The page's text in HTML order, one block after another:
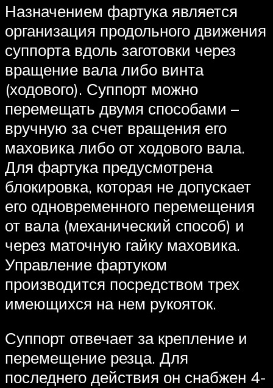
Назначением фартука является
организация продольного движения
суппорта вдоль заготовки через
вращение вала либо винта
(ходового). Суппорт можно
перемещать двумя способами –
вручную за счет вращения его
маховика либо от ходового вала.
Для фартука предусмотрена
блокировка, которая не допускает
его одновременного перемещения
от вала (механический способ) и
через маточную гайку маховика.
Управление фартуком
производится посредством трех
имеющихся на нем рукояток.
Суппорт отвечает за крепление и
перемещение резца. Для
последнего действия он снабжен 4-